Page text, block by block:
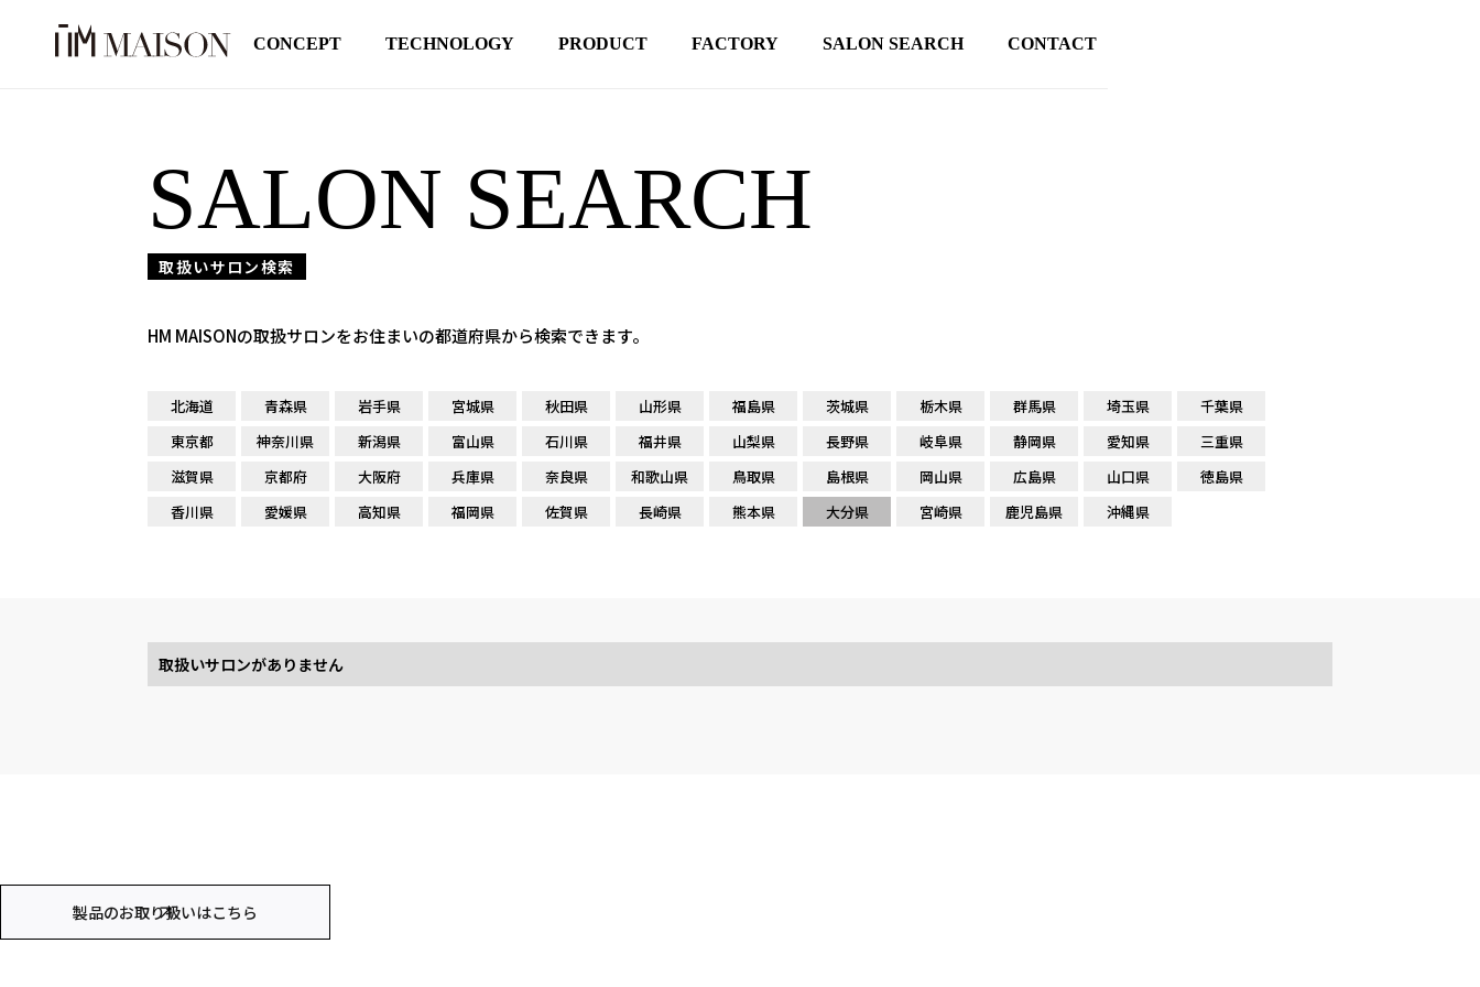
CONCEPT TECHNOLOGY PRODUCT FACTORY SALON SEARCH CONTACT
SALON SEARCH
取扱いサロン検索
HM MAISONの取扱サロンをお住まいの都道府県から検索できます。
北海道 青森県 岩手県 宮城県 秋田県 山形県 福島県 茨城県 栃木県 群馬県 埼玉県
千葉県
東京都
神奈川県 新潟県 富山県 石川県 福井県 山梨県 長野県 岐阜県 静岡県 愛知県
三重県
滋賀県
京都府 大阪府 兵庫県 奈良県 和歌山県 鳥取県 島根県 岡山県 広島県 山口県
徳島県
香川県
愛媛県 高知県 福岡県 佐賀県 長崎県 熊本県 大分県 宮崎県 鹿児島県 沖縄県
取扱いサロンがありません
製品のお取り扱いはこちら